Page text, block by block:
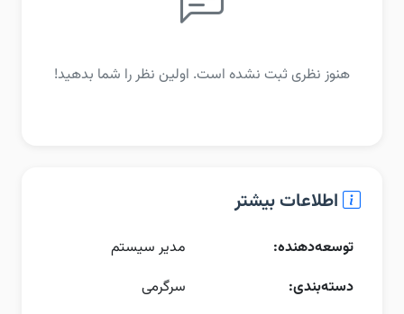
هنوز نظری ثبت نشده است. اولین نظر را شما بدهید!
اطلاعات بیشتر
توسعه‌دهنده:
مدیر سیستم
دسته‌بندی:
سرگرمی